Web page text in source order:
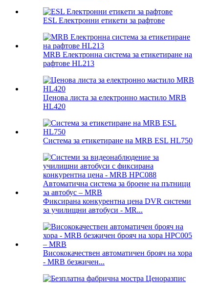
ESL Електронни етикети за рафтове
MRB Електронна система за етикетиране на
рафтове HL213
Ценова листа за електронно мастило MRB
HL420
Система за етикетиране на MRB ESL HL750
Фиксирана конкурентна цена DVR системи
за училищни автобуси - MR...
Висококачествен автоматичен брояч на хора
- MRB безжичен...